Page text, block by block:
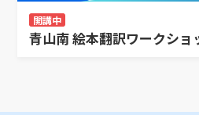
開講中
青山南 絵本翻訳ワークショ